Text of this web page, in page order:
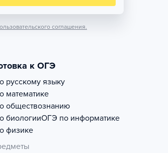
соглашения.
к ОГЭ
русскому языку
математике
обществознанию
биологииОГЭ по информатике
физике